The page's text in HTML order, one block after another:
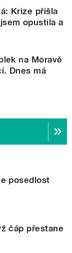
Krize přišla
opustila a
na Moravě
Dnes má
posedlost
čáp přestane